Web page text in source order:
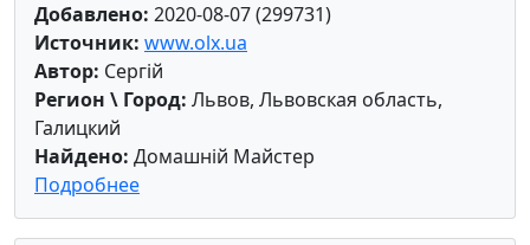
Добавлено: 2020-08-07 (299731)
Источник: www.olx.ua
Автор: Сергій
Регион \ Город: Львов, Львовская область,
Галицкий
Найдено: Домашній Майстер
Подробнее